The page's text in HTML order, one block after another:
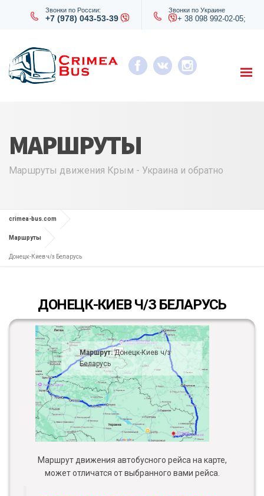
Звонки по России:
+7 (978) 043-53-39
Звонки по Украине
+ 38 098 992-02-05;
МАРШРУТЫ
Маршруты движения Крым - Украина и обратно
crimea-bus.com
Маршруты
Донецк-Киев ч/з Беларусь
ДОНЕЦК-КИЕВ Ч/З БЕЛАРУСЬ
Маршрут:Донецк-Киев ч/з
Беларусь
Маршрут движения автобусного рейса на карте,
может отличатся от выбранного вами рейса.